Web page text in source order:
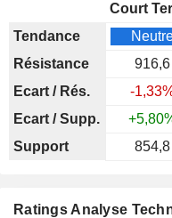
Court
Tendance
Résistance
916,6
Ecart / Rés.
-
Ecart / Supp.
Support
854,8
Ratings Analyse